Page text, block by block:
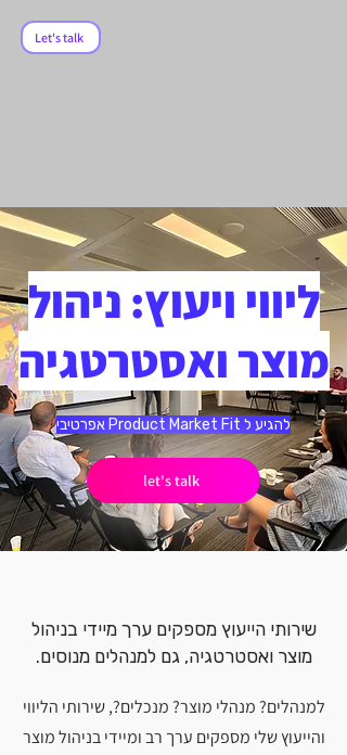
Let's talk
ליווי ויעוץ: ניהול
מוצר ואסטרטגיה
להגיע ל Product Market Fit אפרטיבי
let's talk
שירותי הייעוץ מספקים ערך מיידי בניהול
מוצר ואסטרטגיה, גם למנהלים מנוסים.
למנהלים? מנהלי מוצר? מנכלים?, שירותי הליווי
והייעוץ שלי מספקים ערך רב ומיידי בניהול מוצר